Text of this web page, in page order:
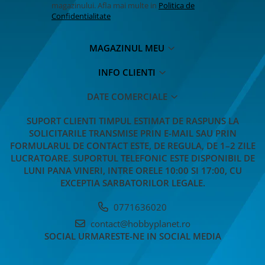
MASTI MUSTATA BARBA PETRECERE
MASTI SI MASTI MORPH -
OCHELARI PETRECERE CARNAVAL
OFERTE
PALARIE
PALARIE FES COIF CASCA
PERUCI HALLOWEEN
PERUCI PETRECERE CARNAVAL
PETRECERE DE ABSOLVIRE
PIRATI - SET ARME SI DECORATIUNI
ARTICOLE PENTRU VALENTINE'S
magazinului. Afla mai multe in Politica de
Confidentialitate
MAGAZINUL MEU
INFO CLIENTI
DATE COMERCIALE
SUPORT CLIENTI TIMPUL ESTIMAT DE RASPUNS LA
SOLICITARILE TRANSMISE PRIN E-MAIL SAU PRIN
FORMULARUL DE CONTACT ESTE, DE REGULA, DE 1–2 ZILE
LUCRATOARE. SUPORTUL TELEFONIC ESTE DISPONIBIL DE
LUNI PANA VINERI, INTRE ORELE 10:00 SI 17:00, CU
EXCEPTIA SARBATORILOR LEGALE.
0771636020
contact@hobbyplanet.ro
SOCIAL URMARESTE-NE IN SOCIAL MEDIA